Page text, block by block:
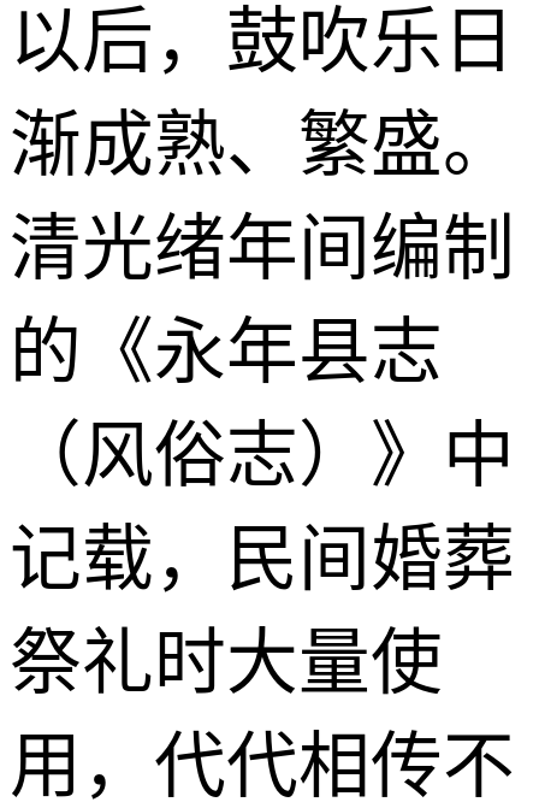
以后，鼓吹乐日
渐成熟、繁盛。
清光绪年间编制
的《永年县志
（风俗志）》中
记载，民间婚葬
祭礼时大量使
用，代代相传不